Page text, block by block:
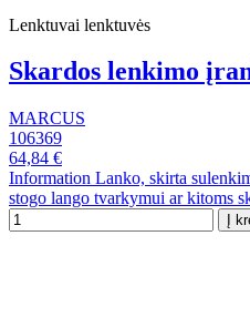
Lenktuvai lenktuvės
Skardos lenkimo
MARCUS
106369
64,84 €
Information Lanko, skirta
stogo lango tvarkymui ar kitoms
Į